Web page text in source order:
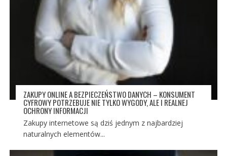
ZAKUPY ONLINE A BEZPIECZEŃSTWO DANYCH – KONSUMENT
CYFROWY POTRZEBUJE NIE TYLKO WYGODY, ALE I REALNEJ
OCHRONY INFORMACJI
Zakupy internetowe są dziś jednym z najbardziej
naturalnych elementów...